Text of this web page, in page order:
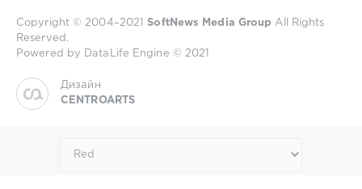
Copyright © 2004–2021SoftNews Media Group All Rights
Reserved.
Powered by DataLife Engine © 2021
Дизайн
CENTROARTS